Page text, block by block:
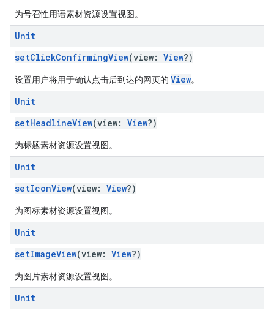
为号召性用语素材资源设置视图。
Unit
setClickConfirmingView(view: View?)
设置用户将用于确认点击后到达的网页的 View。
Unit
setHeadlineView(view: View?)
为标题素材资源设置视图。
Unit
setIconView(view: View?)
为图标素材资源设置视图。
Unit
setImageView(view: View?)
为图片素材资源设置视图。
Unit